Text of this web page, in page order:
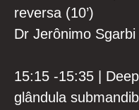
reversa (10’)
Dr Jerônimo Sgarbi
15:15 -15:35 |
glândula